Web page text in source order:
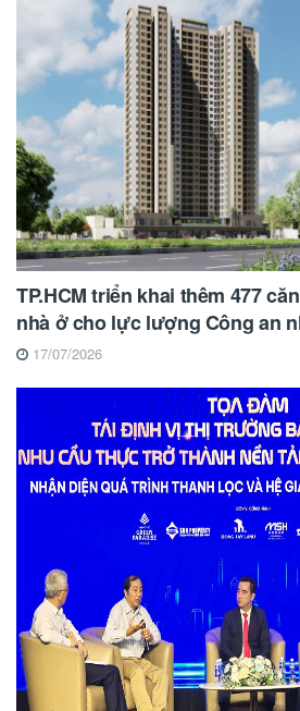
TP.HCM triển khai thêm 477
nhà ở cho lực lượng Công an
17/07/2026